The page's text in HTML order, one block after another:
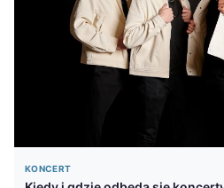
KONCERT